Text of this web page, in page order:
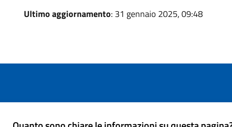
Ultimo aggiornamento: 31 gennaio 2025, 09:48